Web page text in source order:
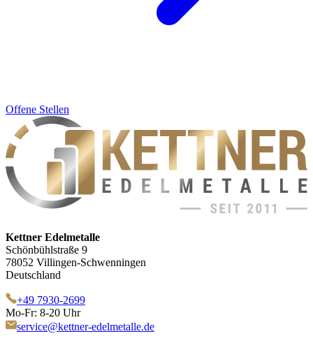
Offene Stellen
Kettner Edelmetalle
Schönbühlstraße 9
78052 Villingen-Schwenningen
Deutschland
+49 7930-2699
Mo-Fr: 8-20 Uhr
service@kettner-edelmetalle.de